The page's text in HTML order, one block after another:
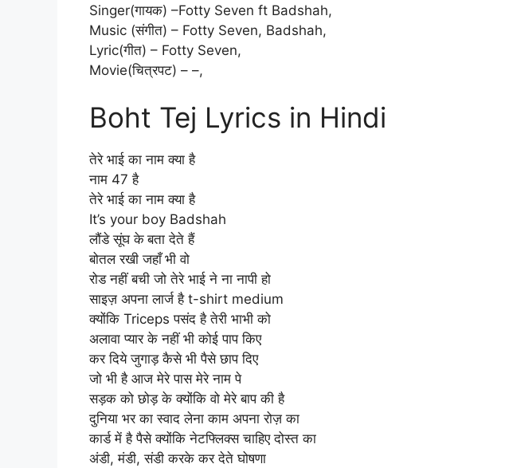
Singer(गायक) –Fotty Seven ft Badshah,
Music (संगीत) – Fotty Seven, Badshah,
Lyric(गीत) – Fotty Seven,
Movie(चित्रपट) – –,
Boht Tej Lyrics in Hindi
तेरे भाई का नाम क्या है
नाम 47 है
तेरे भाई का नाम क्या है
It’s your boy Badshah
लौंडे सूंघ के बता देते हैं
बोतल रखी जहाँ भी वो
रोड नहीं बची जो तेरे भाई ने ना नापी हो
साइज़ अपना लार्ज है t-shirt medium
क्योंकि Triceps पसंद है तेरी भाभी को
अलावा प्यार के नहीं भी कोई पाप किए
कर दिये जुगाड़ कैसे भी पैसे छाप दिए
जो भी है आज मेरे पास मेरे नाम पे
सड़क को छोड़ के क्योंकि वो मेरे बाप की है
दुनिया भर का स्वाद लेना काम अपना रोज़ का
कार्ड में है पैसे क्योंकि नेटफ्लिक्स चाहिए दोस्त का
अंडी, मंडी, संडी करके कर देते घोषणा